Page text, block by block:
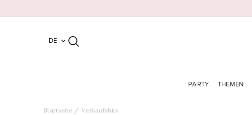
DE 
PARTY THEMEN
Startseite Verkaufshits